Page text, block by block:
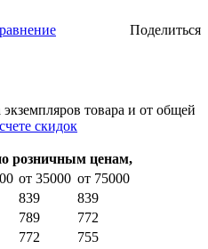
Поделиться
экземпляров товара и от общей
скидок
розничным ценам,
от 35000 от 75000
839
839
789
772
772 755